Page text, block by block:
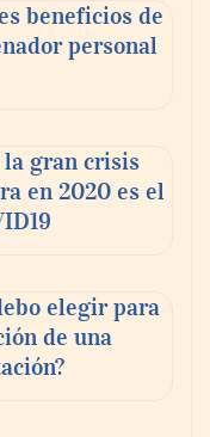
No
beneficios de
personal
gran crisis
en 2020 es el
elegir para
de una